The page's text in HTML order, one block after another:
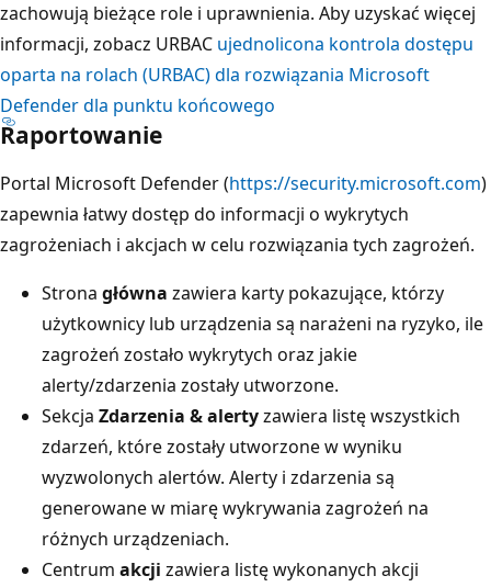
zachowują bieżące role i uprawnienia. Aby uzyskać więcej
informacji, zobacz URBAC ujednolicona kontrola dostępu
oparta na rolach (URBAC) dla rozwiązania Microsoft
Defender dla punktu końcowego
Raportowanie
Portal Microsoft Defender (https://security.microsoft.com)
zapewnia łatwy dostęp do informacji o wykrytych
zagrożeniach i akcjach w celu rozwiązania tych zagrożeń.
Strona główna zawiera karty pokazujące, którzy
użytkownicy lub urządzenia są narażeni na ryzyko, ile
zagrożeń zostało wykrytych oraz jakie
alerty/zdarzenia zostały utworzone.
Sekcja Zdarzenia & alertyzawiera listę wszystkich
zdarzeń, które zostały utworzone w wyniku
wyzwolonych alertów. Alerty i zdarzenia są
generowane w miarę wykrywania zagrożeń na
różnych urządzeniach.
Centrum akcji zawiera listę wykonanych akcji